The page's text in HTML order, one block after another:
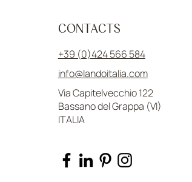
CONTACTS
+39 (0)424 566 584
info@landoitalia.com
Via Capitelvecchio 122
Bassano del Grappa (VI)
ITALIA